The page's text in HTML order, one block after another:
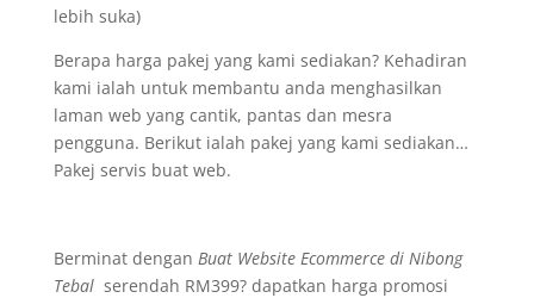
lebih suka)
Berapa harga pakej yang kami sediakan? Kehadiran
kami ialah untuk membantu anda menghasilkan
laman web yang cantik, pantas dan mesra
pengguna. Berikut ialah pakej yang kami sediakan…
Pakej servis buat web.
Berminat dengan Buat Website Ecommerce di Nibong
Tebal serendah RM399? dapatkan harga promosi